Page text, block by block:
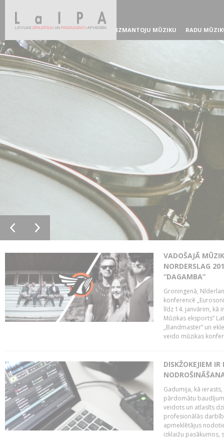
IZMANTOJU MŪZIKU RADU
VADOŠAJĀ
NORDERSLAG
“DAGAMBA”
Groningenā,
konferencē
līdz 14. janvārim, kā
Mūzikas eksports”
„Bandmaster” un
veido mūzikas
DISKŽOKEJIEM
Gadumija, kā
pārdomātu
veidots un atlasīts
profesionālās
apmeklētājus
izklaižu pasākumos,